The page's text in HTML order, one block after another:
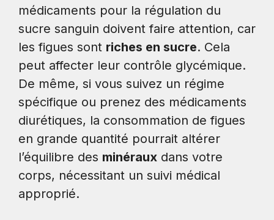
médicaments pour la régulation du
sucre sanguin doivent faire attention, car
les figues sont riches en sucre. Cela
peut affecter leur contrôle glycémique.
De même, si vous suivez un régime
spécifique ou prenez des médicaments
diurétiques, la consommation de figues
en grande quantité pourrait altérer
l’équilibre des minéraux dans votre
corps, nécessitant un suivi médical
approprié.